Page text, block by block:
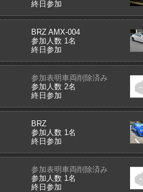
終日参加
BRZ AMX-004
参加人数 1名
終日参加
参加表明車両削除済み
参加人数 2名
終日参加
BRZ
参加人数 1名
終日参加
参加表明車両削除済み
参加人数 1名
終日参加